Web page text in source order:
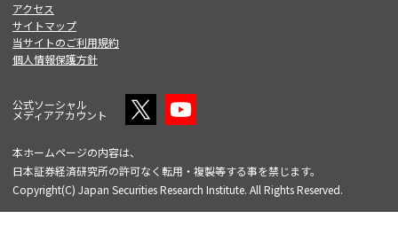
アクセス
サイトマップ
当サイトのご利用規約
個人情報保護方針
公式ソーシャル
メディアアカウント
本ホームページの内容は、
日本証券経済研究所の許可なく転用・複製等する事を禁じます。
Copyright(C) Japan Securities Research Institute. All Rights Reserved.